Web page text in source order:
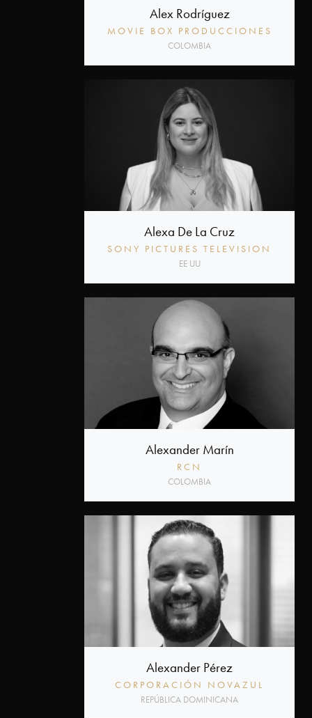
Alex Rodríguez
MOVIE BOX PRODUCCIONES
COLOMBIA
Alexa De La Cruz
SONY PICTURES TELEVISION
EE UU
Alexander Marín
RCN
COLOMBIA
Alexander Pérez
CORPORACIÓN NOVAZUL
REPÚBLICA DOMINICANA